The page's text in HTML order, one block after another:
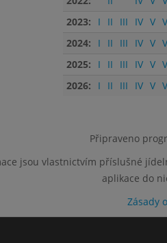
2023:
I II III IV V
2024:
I II III IV V
2025:
I II III IV V
2026:
I II III IV V
Připraveno
jsou vlastnictvím příslušné
aplikace do
Zásady